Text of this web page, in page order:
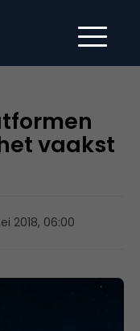
vaakst
2018, 06:00